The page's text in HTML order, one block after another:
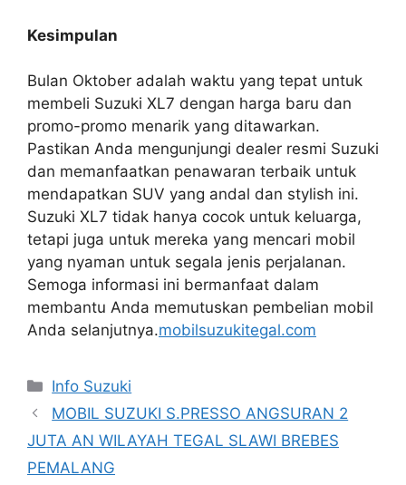
Kesimpulan
Bulan Oktober adalah waktu yang tepat untuk
membeli Suzuki XL7 dengan harga baru dan
promo-promo menarik yang ditawarkan.
Pastikan Anda mengunjungi dealer resmi Suzuki
dan memanfaatkan penawaran terbaik untuk
mendapatkan SUV yang andal dan stylish ini.
Suzuki XL7 tidak hanya cocok untuk keluarga,
tetapi juga untuk mereka yang mencari mobil
yang nyaman untuk segala jenis perjalanan.
Semoga informasi ini bermanfaat dalam
membantu Anda memutuskan pembelian mobil
Anda selanjutnya.mobilsuzukitegal.com
Info Suzuki
MOBIL SUZUKI S.PRESSO ANGSURAN 2
JUTA AN WILAYAH TEGAL SLAWI BREBES
PEMALANG